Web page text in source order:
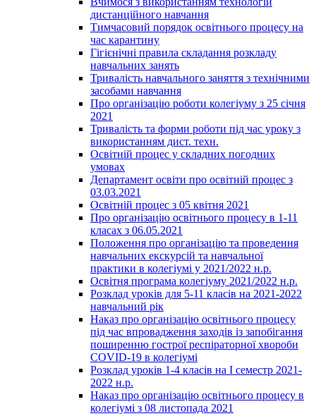
дистанційного навчання
Тимчасовий порядок освітнього процесу на
час карантину
Гігієнічні правила складання розкладу
навчальних занять
Тривалість навчального заняття з технічними
засобами навчання
Про організацію роботи колегіуму з 25 січня
2021
Тривалість та форми роботи під час уроку з
використанням дист. техн.
Освітній процес у складних погодних
умовах
Департамент освіти про освітній процес з
03.03.2021
Освітній процес з 05 квітня 2021
Про організацію освітнього процесу в 1-11
класах з 06.05.2021
Положення про організацію та проведення
навчальних екскурсій та навчальної
практики в колегіумі у 2021/2022 н.р.
Освітня програма колегіуму 2021/2022 н.р.
Розклад уроків для 5-11 класів на 2021-2022
навчальний рік
Наказ про організацію освітнього процесу
під час впровадження заходів із запобігання
поширенню гострої респіраторної хвороби
COVID-19 в колегіумі
Розклад уроків 1-4 класів на І семестр 2021-
2022 н.р.
Наказ про організацію освітнього процесу в
колегіумі з 08 листопада 2021